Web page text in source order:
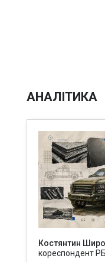
АНАЛІТИКА
Костянтин
кореспондент